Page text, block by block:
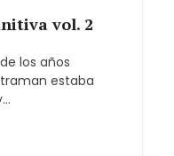
vol. 2
los años
estaba